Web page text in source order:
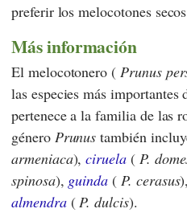
preferir los melocotones
Más información
El melocotonero (Prunus
las especies más importantes
pertenece a la familia de las
género Prunus también
armeniaca),ciruela( P.
spinosa), guinda ( P. cerasus
almendra(P. dulcis).